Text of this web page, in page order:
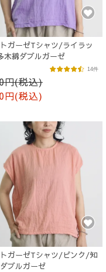
ガーゼTシャツ/ライラッ
木綿ダブルガーゼ
円(税込)
円(税込)
14件
ガーゼTシャツ/ピンク/知
ブルガーゼ